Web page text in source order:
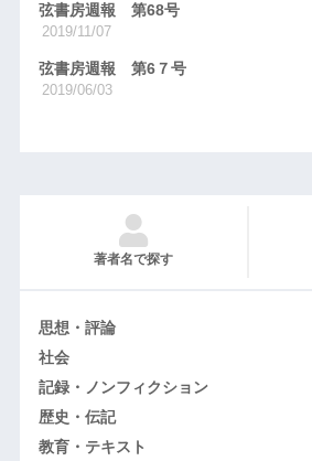
弦書房週報 第68号
2019/11/07
弦書房週報 第6７号
2019/06/03
著者名で探す
思想・評論
社会
記録・ノンフィクション
歴史・伝記
教育・テキスト